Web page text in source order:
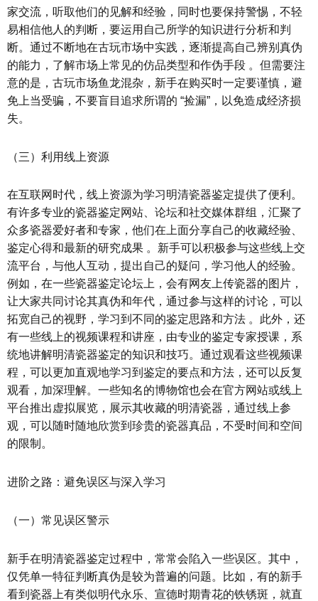
家交流，听取他们的见解和经验，同时也要保持警惕，不轻
易相信他人的判断，要运用自己所学的知识进行分析和判
断。通过不断地在古玩市场中实践，逐渐提高自己辨别真伪
的能力，了解市场上常见的仿品类型和作伪手段 。但需要注
意的是，古玩市场鱼龙混杂，新手在购买时一定要谨慎，避
免上当受骗，不要盲目追求所谓的 “捡漏”，以免造成经济损
失。
（三）利用线上资源
在互联网时代，线上资源为学习明清瓷器鉴定提供了便利。
有许多专业的瓷器鉴定网站、论坛和社交媒体群组，汇聚了
众多瓷器爱好者和专家，他们在上面分享自己的收藏经验、
鉴定心得和最新的研究成果 。新手可以积极参与这些线上交
流平台，与他人互动，提出自己的疑问，学习他人的经验。
例如，在一些瓷器鉴定论坛上，会有网友上传瓷器的图片，
让大家共同讨论其真伪和年代，通过参与这样的讨论，可以
拓宽自己的视野，学习到不同的鉴定思路和方法 。此外，还
有一些线上的视频课程和讲座，由专业的鉴定专家授课，系
统地讲解明清瓷器鉴定的知识和技巧。通过观看这些视频课
程，可以更加直观地学习到鉴定的要点和方法，还可以反复
观看，加深理解。一些知名的博物馆也会在官方网站或线上
平台推出虚拟展览，展示其收藏的明清瓷器，通过线上参
观，可以随时随地欣赏到珍贵的瓷器真品，不受时间和空间
的限制。
进阶之路：避免误区与深入学习
（一）常见误区警示
新手在明清瓷器鉴定过程中，常常会陷入一些误区。其中，
仅凭单一特征判断真伪是较为普遍的问题。比如，有的新手
看到瓷器上有类似明代永乐、宣德时期青花的铁锈斑，就直